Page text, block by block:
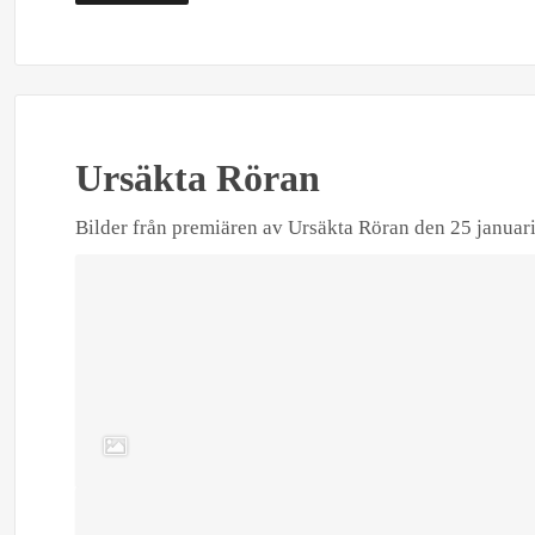
Ursäkta Röran
Bilder från premiären av Ursäkta Röran den 25